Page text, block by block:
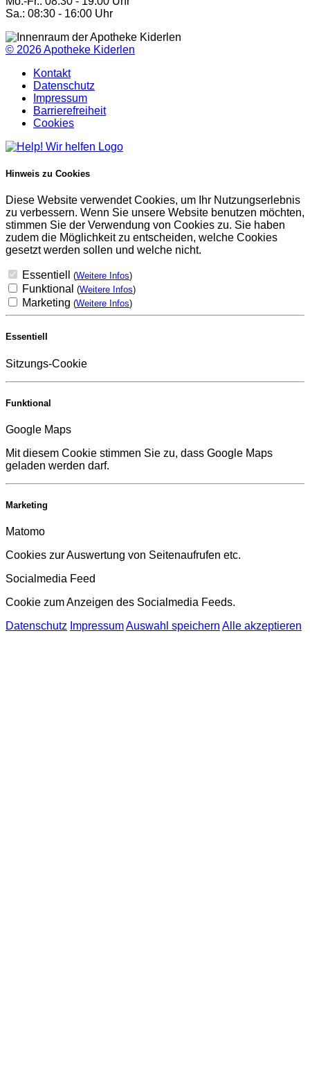
Sa.: 08:30 - 16:00 Uhr
© 2026Apotheke Kiderlen
Kontakt
Datenschutz
Impressum
Barrierefreiheit
Cookies
Hinweis zu Cookies
Diese Website verwendet Cookies, um Ihr Nutzungserlebnis
zu verbessern. Wenn Sie unsere Website benutzen möchten,
stimmen Sie der Verwendung von Cookies zu. Sie haben
zudem die Möglichkeit zu entscheiden, welche Cookies
gesetzt werden sollen und welche nicht.
Essentiell (Weitere Infos)
Funktional (Weitere Infos)
Marketing (Weitere Infos)
Essentiell
Sitzungs-Cookie
Funktional
Google Maps
Mit diesem Cookie stimmen Sie zu, dass Google Maps
geladen werden darf.
Marketing
Matomo
Cookies zur Auswertung von Seitenaufrufen etc.
Socialmedia Feed
Cookie zum Anzeigen des Socialmedia Feeds.
Datenschutz ImpressumAuswahl speichern Alle akzeptieren